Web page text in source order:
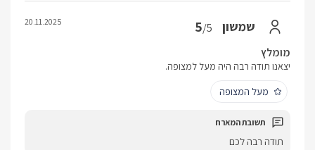
שמשון 5/5
20.11.2025
מומלץ
יצאנו תודה רבה היה מעל למצופה.
מעל המצופה
תודה רבה לכם